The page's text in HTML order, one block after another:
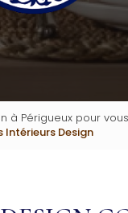
à Périgueux pour vous
Intérieurs Design